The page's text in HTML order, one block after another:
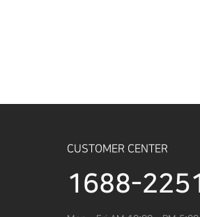
CUSTOMER CENTER
1688-2251